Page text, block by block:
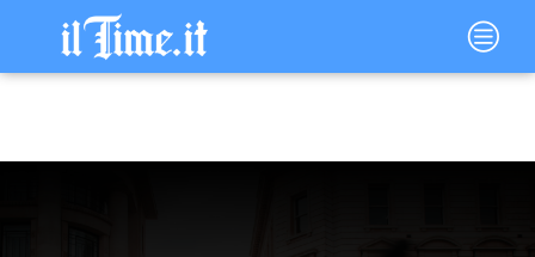
contenuto
Main
Menu